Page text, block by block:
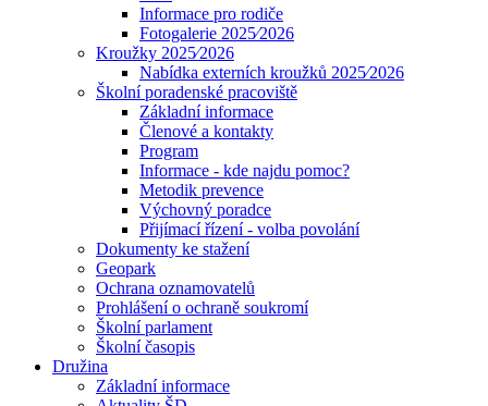
Informace pro rodiče
Fotogalerie 2025⁄2026
Kroužky 2025⁄2026
Nabídka externích kroužků 2025⁄2026
Školní poradenské pracoviště
Základní informace
Členové a kontakty
Program
Informace - kde najdu pomoc?
Metodik prevence
Výchovný poradce
Přijímací řízení - volba povolání
Dokumenty ke stažení
Geopark
Ochrana oznamovatelů
Prohlášení o ochraně soukromí
Školní parlament
Školní časopis
Družina
Základní informace